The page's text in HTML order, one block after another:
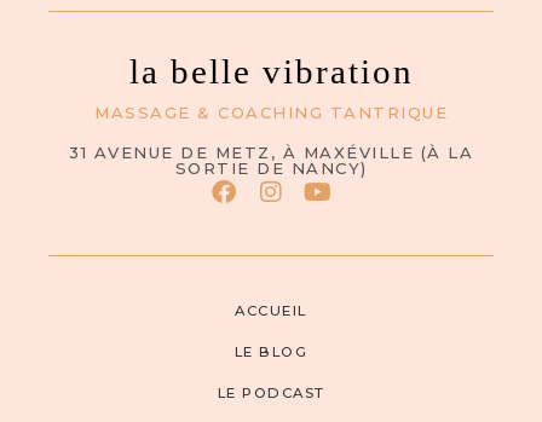
la belle vibration
MASSAGE & COACHING TANTRIQUE
31 AVENUE DE METZ, À MAXÉVILLE (À LA
SORTIE DE NANCY)
ACCUEIL
LE BLOG
LE PODCAST